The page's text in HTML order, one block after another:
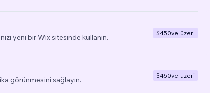
yeni bir Wix sitesinde kullanın.
$450ve üzeri
görünmesini sağlayın.
$450ve üzeri